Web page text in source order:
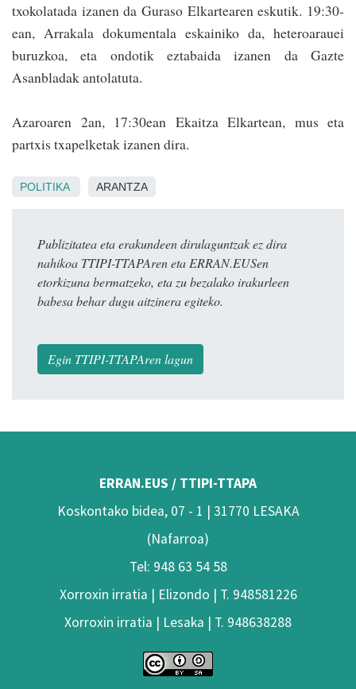
txokolatada izanen da Guraso Elkartearen eskutik. 19:30­
ean, Arra­kala dokumenta­la eskainiko da, heteroarauei
buruzkoa, eta ondo­tik ez­tabaida izanen da Gazte
Asanbladak antolatuta.
Azaroaren 2an, 17:30­ean Ekaitza Elkartean, mus eta
partxis txapelke­tak izanen dira.
POLITIKA ARANTZA
Publizitatea eta erakundeen dirulaguntzak ez dira
nahikoa TTIPI-TTAPAren eta ERRAN.EUSen
etorkizuna bermatzeko, eta zu bezalako irakurleen
babesa behar dugu aitzinera egiteko.
Egin TTIPI-TTAPAren lagun
ERRAN.EUS / TTIPI-TTAPA
Koskontako bidea, 07 - 1 | 31770 LESAKA
(Nafarroa)
Tel: 948 63 54 58
Xorroxin irratia | Elizondo | T. 948581226
Xorroxin irratia | Lesaka | T. 948638288